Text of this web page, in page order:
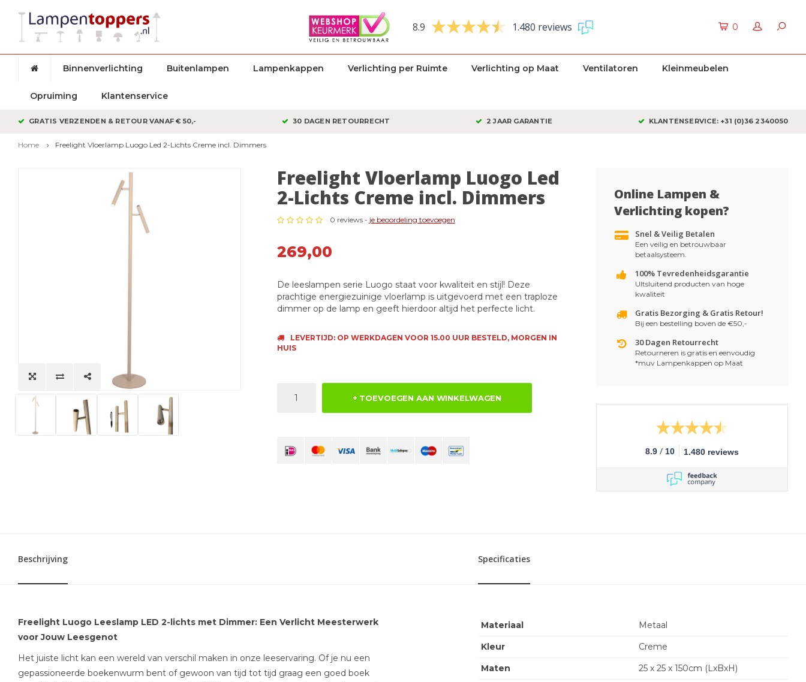
8.9 1.480 reviews 0
Binnenverlichting Buitenlampen Lampenkappen Verlichting per Ruimte Verlichting op Maat Ventilatoren Kleinmeubelen
Opruiming Klantenservice
GRATIS VERZENDEN & RETOUR VANAF € 50,- 30 DAGEN RETOURRECHT 2 JAAR GARANTIE KLANTENSERVICE: +31 (0)36 2340050
Home Freelight Vloerlamp Luogo Led 2-Lichts Creme incl. Dimmers
Freelight Vloerlamp Luogo Led
2-Lichts Creme incl. Dimmers
0 reviews - je beoordeling toevoegen
269,00
De leeslampen serie Luogo staat voor kwaliteit en stijl! Deze
prachtige energiezuinige vloerlamp is uitgevoerd met een traploze
dimmer op de lamp en geeft hierdoor altijd het perfecte licht.
LEVERTIJD: OP WERKDAGEN VOOR 15.00 UUR BESTELD, MORGEN IN
HUIS
+ TOEVOEGEN AAN WINKELWAGEN
Online Lampen &
Verlichting kopen?
Snel & Veilig Betalen
Een veilig en betrouwbaar
betaalsysteem.
100% Tevredenheidsgarantie
UItsluitend producten van hoge
kwaliteit
Gratis Bezorging & Gratis Retour!
Bij een bestelling boven de €50,-
30 Dagen Retourrecht
Retourneren is gratis en eenvoudig
*muv Lampenkappen op Maat
8.9 / 10 1.480 reviews
Beschrijving Specificaties
Freelight Luogo Leeslamp LED 2-lichts met Dimmer: Een Verlicht Meesterwerk
voor Jouw Leesgenot
Het juiste licht kan een wereld van verschil maken in onze leeservaring. Of je nu een
gepassioneerde boekenwurm bent of gewoon van tijd tot tijd graag een goed boek
Materiaal
Metaal
Kleur
Creme
Maten
25 x 25 x 150cm (LxBxH)